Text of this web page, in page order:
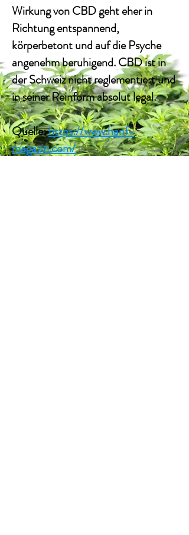
Wirkung von CBD geht eher in
Richtung entspannend,
körperbetont und auf die Psyche
angenehm beruhigend. CBD ist in
der Schweiz nicht reglementiert und
in seiner Reinform absolutlegal.
Quelle:https://www.hanf-
magazin.com/